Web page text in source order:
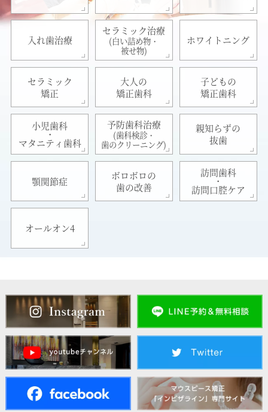
入れ歯治療
セラミック治療
(白い詰め物・
被せ物)
ホワイトニング
セラミック
矯正
大人の
矯正歯科
子どもの
矯正歯科
小児歯科
・
マタニティ歯科
予防歯科治療
(歯科検診・
歯のクリーニング)
親知らずの
抜歯
顎関節症
ボロボロの
歯の改善
訪問歯科
・
訪問口腔ケア
オールオン4